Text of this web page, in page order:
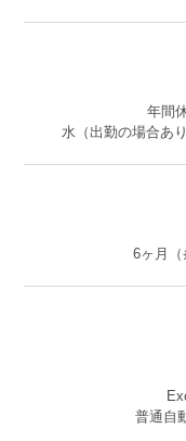
年間
水（出勤の場合あ
6ヶ月（
普通自